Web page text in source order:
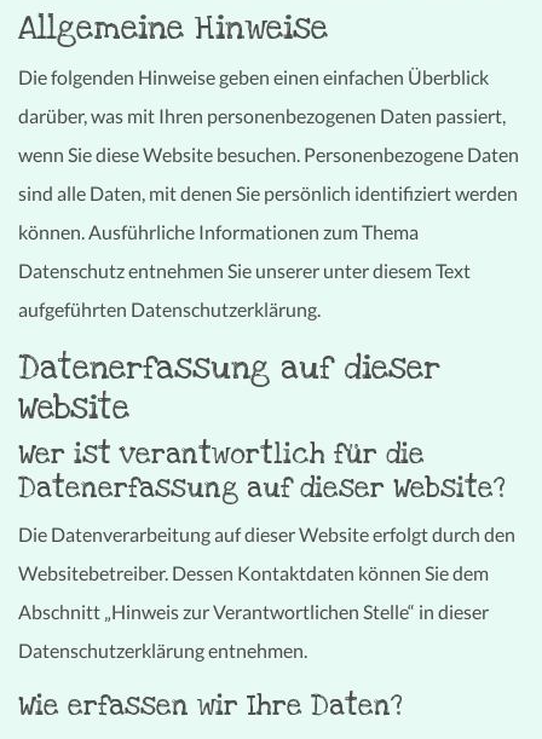
Allgemeine Hinweise
Die folgenden Hinweise geben einen einfachen Überblick
darüber, was mit Ihren personenbezogenen Daten passiert,
wenn Sie diese Website besuchen. Personenbezogene Daten
sind alle Daten, mit denen Sie persönlich identifiziert werden
können. Ausführliche Informationen zum Thema
Datenschutz entnehmen Sie unserer unter diesem Text
aufgeführten Datenschutzerklärung.
Datenerfassung auf dieser
Website
Wer ist verantwortlich für die
Datenerfassung auf dieser Website?
Die Datenverarbeitung auf dieser Website erfolgt durch den
Websitebetreiber. Dessen Kontaktdaten können Sie dem
Abschnitt „Hinweis zur Verantwortlichen Stelle“ in dieser
Datenschutzerklärung entnehmen.
Wie erfassen wir Ihre Daten?